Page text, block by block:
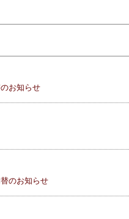
お知らせ
のお知らせ